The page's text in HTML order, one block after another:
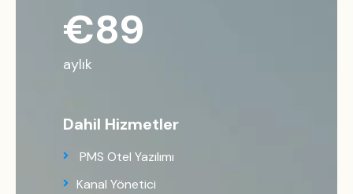
€89
aylık
Dahil Hizmetler
PMS Otel Yazılımı
Kanal Yönetici